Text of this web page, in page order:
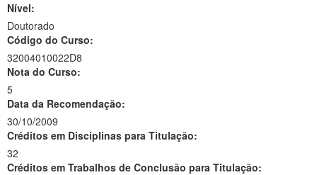
Nível:
Doutorado
Código do Curso:
32004010022D8
Nota do Curso:
5
Data da Recomendação:
30/10/2009
Créditos em Disciplinas para Titulação:
32
Créditos em Trabalhos de Conclusão para Titulação: